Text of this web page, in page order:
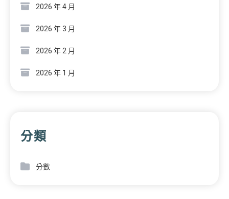
2026 年 4 月
2026 年 3 月
2026 年 2 月
2026 年 1 月
分類
分數